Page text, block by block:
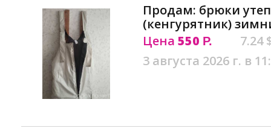
Продам: брюки
(кенгурятник)
Цена 550 Р.
7.24
3 августа 2026 г. в